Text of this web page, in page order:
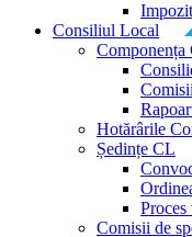
Consiliul Local
Componența
Hotărârile
Ședințe CL
Comisii de